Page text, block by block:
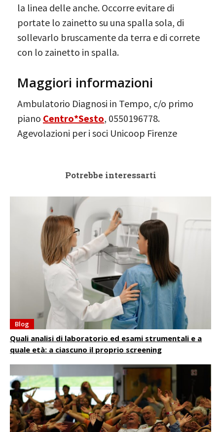
la linea delle anche. Occorre evitare di
portate lo zainetto su una spalla sola, di
sollevarlo bruscamente da terra e di correte
con lo zainetto in spalla.
Maggiori informazioni
Ambulatorio Diagnosi in Tempo, c/o primo
piano Centro*Sesto, 0550196778.
Agevolazioni per i soci Unicoop Firenze
Potrebbe interessarti
Blog
Quali analisi di laboratorio ed esami strumentali e a
quale età: a ciascuno il proprio screening